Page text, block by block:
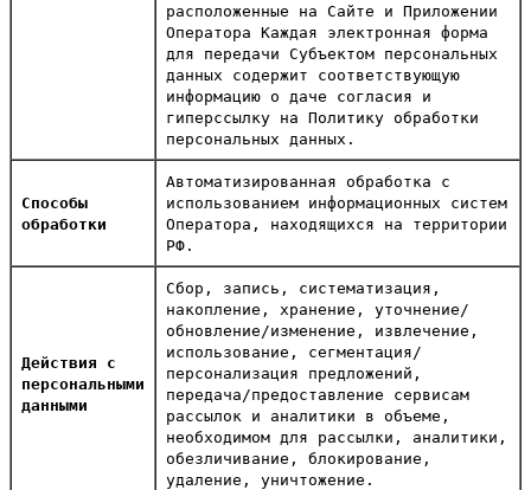
расположенные на Сайте и Приложении
Оператора Каждая электронная форма
для передачи Субъектом персональных
данных содержит соответствующую
информацию о даче согласия и
гиперссылку на Политику обработки
персональных данных.
Способы
обработки
Автоматизированная обработка с
использованием информационных систем
Оператора, находящихся на территории
РФ.
Действия с
персональными
данными
Сбор, запись, систематизация,
накопление, хранение, уточнение/
обновление/изменение, извлечение,
использование, сегментация/
персонализация предложений,
передача/предоставление сервисам
рассылок и аналитики в объеме,
необходимом для рассылки, аналитики,
обезличивание, блокирование,
удаление, уничтожение.